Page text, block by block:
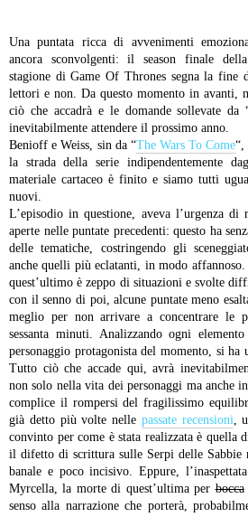
Una puntata ricca di avvenimenti
ancora sconvolgenti: il season finale della
stagione di Game Of Thrones segna la fine
lettori e non. Da questo momento in avanti,
ciò che accadrà e le domande sollevate da
inevitabilmente attendere il prossimo anno.
Benioff e Weiss, sin da “The Wars To Come“,
la strada della serie indipendentemente
materiale cartaceo è finito e siamo tutti
nuovi.
L’episodio in questione, aveva l’urgenza
aperte nelle puntate precedenti: questo ha
delle tematiche, costringendo gli
anche quelli più eclatanti, in modo
quest’ultimo è zeppo di situazioni e svolte
con il senno di poi, alcune puntate meno
meglio per non arrivare a concentrare le
sessanta minuti.
Analizzando ogni
personaggio protagonista del momento, si ha
Tutto ciò che accade qui, avrà
non solo nella vita dei personaggi ma anche
complice il rompersi del fragilissimo
già detto più volte nelle passate recensioni ,
convinto per come è stata realizzata è quella
il difetto di scrittura sulle Serpi delle Sabbie
banale e poco incisivo. Eppure,
Myrcella, la morte di quest’ultima perbocca
senso alla narrazione che porterà,